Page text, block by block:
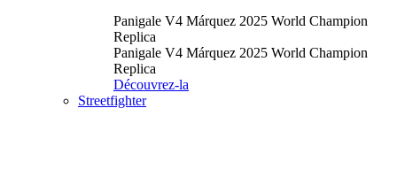
Panigale V4 Márquez 2025 World Champion
Replica
Panigale V4 Márquez 2025 World Champion
Replica
Découvrez-la
Streetfighter